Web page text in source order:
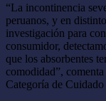
“La incontinencia
peruanos, y en
investigación para
consumidor,
que los absorbentes
comodidad”,
Categoría de